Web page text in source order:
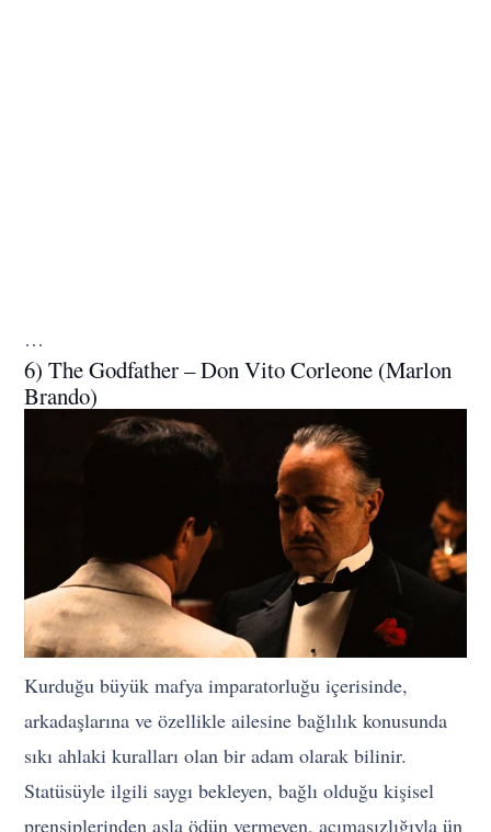
…
6) The Godfather – Don Vito Corleone (Marlon
Brando)
Kurduğu büyük mafya imparatorluğu içerisinde,
arkadaşlarına ve özellikle ailesine bağlılık konusunda
sıkı ahlaki kuralları olan bir adam olarak bilinir.
Statüsüyle ilgili saygı bekleyen, bağlı olduğu kişisel
prensiplerinden asla ödün vermeyen, acımasızlığıyla ün